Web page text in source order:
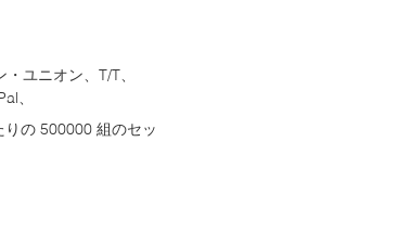
・ユニオン、T/T、
、
りの 500000 組のセッ